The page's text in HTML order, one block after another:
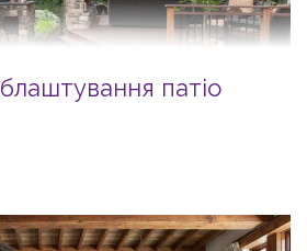
патіо